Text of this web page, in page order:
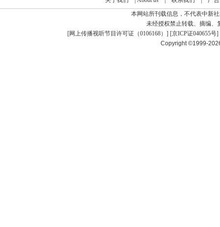
本网站所刊载信息，不代表中新
未经授权禁止转载、摘编、
[网上传播视听节目许可证（0106168） ] [京ICP证040655号]
Copyright ©1999-